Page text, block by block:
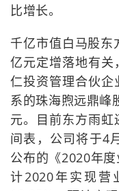
比增长。
千亿市值白马股
亿元定增落地有
仁投资管理合伙
系的珠海煦远鼎峰
元。目前东方雨
间表，公司将于4
公布的《2020年
计2020年实现营